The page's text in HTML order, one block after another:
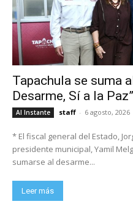
Tapachula se suma
Desarme, Sí a la Paz”
Al Instante staff - 6 agosto, 2026
* El fiscal general del Estado,
presidente municipal, Yamil
sumarse al desarme...
Leer más